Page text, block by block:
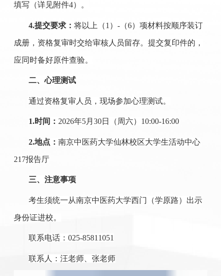
填写（详见附件4）。
4.提交要求： 将以上（1）-（6）项材料按顺序装订
成册，资格复审时交给审核人员留存。 提交复印件的，
应同时备好原件查验。
二、心理测试
通过资格复审人员，现场参加心理测试。
1.时间： 2026年5月30日（周六）10:00-16:00
2.地点： 南京中医药大学仙林校区大学生活动中心
217报告厅
三、注意事项
考生须统一从南京中医药大学西门（学原路）出示
身份证进校。
联系电话：025-85811051
联系人：汪老师、张老师